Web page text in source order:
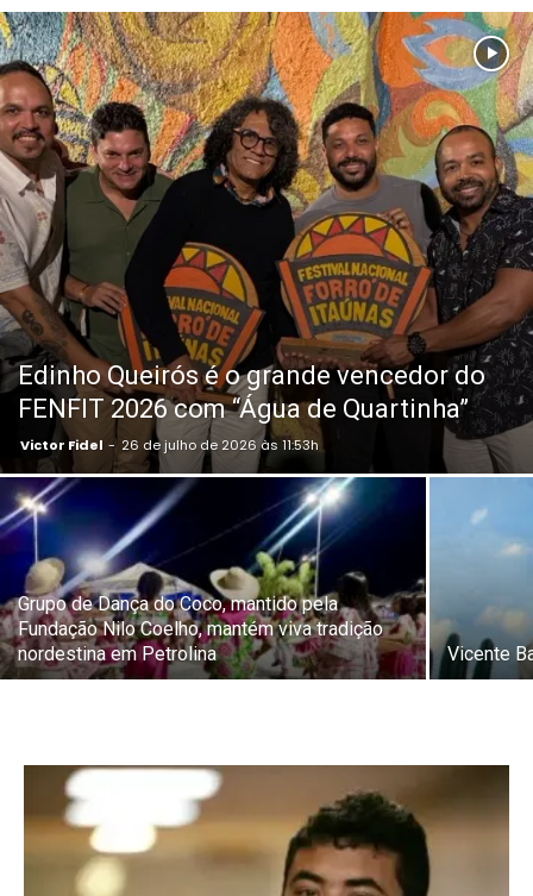
Edinho Queirós é o grande vencedor do
FENFIT 2026 com “Água de Quartinha”
Victor Fidel - 26 de julho de 2026 às 11:53h
Grupo de Dança do Coco, mantido pela
Fundação Nilo Coelho, mantém viva tradição
nordestina em Petrolina
Vicente